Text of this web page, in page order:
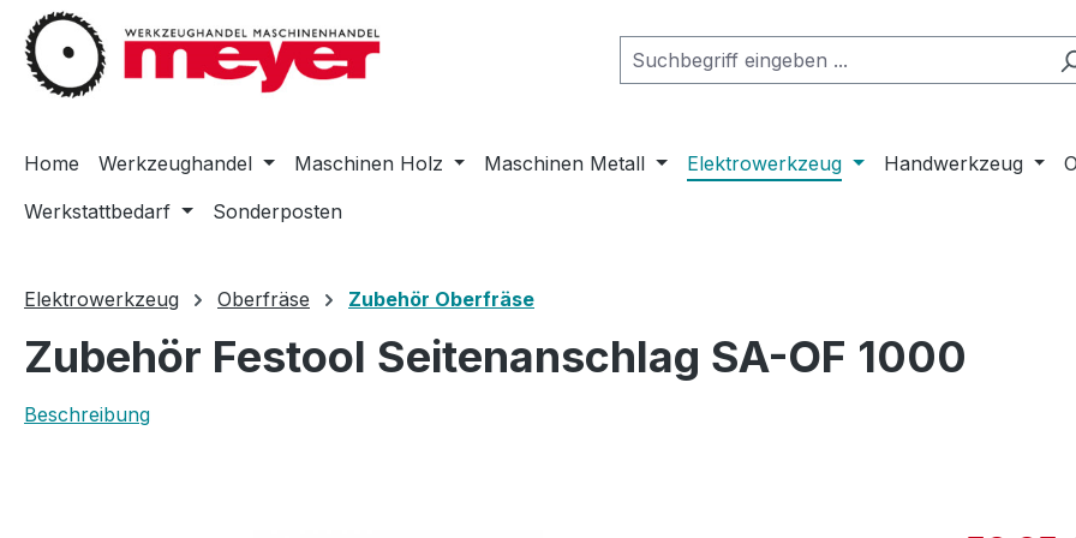
Hauptinhalt springen
Zur Suche springen
Zur Hauptnavigation springen
Home Werkzeughandel Maschinen Holz Maschinen Metall Elektrowerkzeug Handwerkzeug
Werkstattbedarf
Sonderposten
Elektrowerkzeug Oberfräse Zubehör Oberfräse
Zubehör Festool Seitenanschlag SA-OF 1000
Beschreibung